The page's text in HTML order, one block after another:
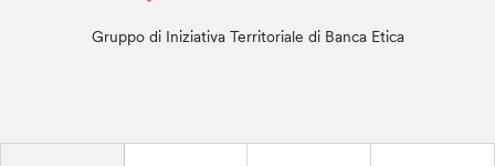
Gruppo di Iniziativa Territoriale di Banca Etica